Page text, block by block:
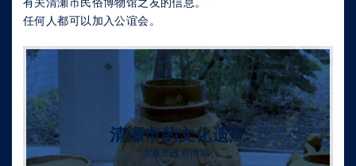
任何人都可以加入公谊会。
清瀬市的文化遗产
*清濑市政府网站。